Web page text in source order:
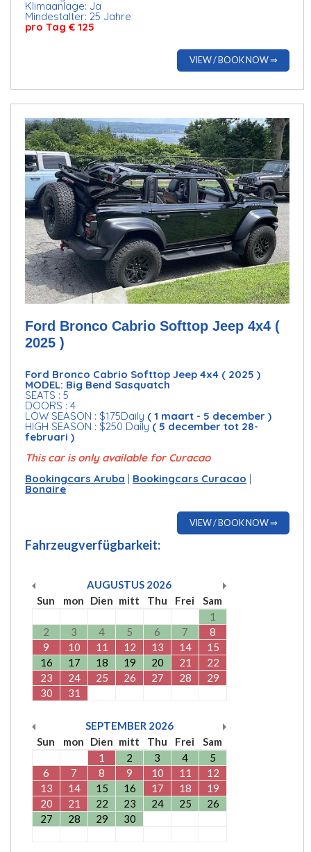
Klimaanlage: Ja
Mindestalter: 25 Jahre
pro Tag € 125
VIEW / BOOK NOW ⇒
Ford Bronco Cabrio Softtop Jeep 4x4 (
2025 )
Ford Bronco Cabrio Softtop Jeep 4x4 ( 2025 )
MODEL: Big Bend Sasquatch
SEATS : 5
DOORS : 4
LOW SEASON : $175Daily ( 1 maart - 5 december )
HIGH SEASON : $250 Daily ( 5 december tot 28-
februari )
This car is only available for Curacao
Bookingcars Aruba | Bookingcars Curacao |
Bonaire
VIEW / BOOK NOW ⇒
Fahrzeugverfügbarkeit:
AUGUSTUS 2026
Sun
mon Dien mitt Thu Frei
Sam
1
2
3 4 5 6 7
8
9
10 11 12 13 14
15
16
17 18 19 20 21
22
23
24 25 26 27 28
29
30
31
SEPTEMBER 2026
Sun
mon Dien mitt Thu Frei
Sam
1
2 3 4
5
6
7 8 9 10 11
12
13
14 15 16 17 18
19
20
21 22 23 24 25
26
27
28 29 30